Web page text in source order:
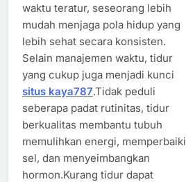
waktu teratur, seseorang lebih
mudah menjaga pola hidup yang
lebih sehat secara konsisten.
Selain manajemen waktu, tidur
yang cukup juga menjadi kunci
situs kaya787.Tidak peduli
seberapa padat rutinitas, tidur
berkualitas membantu tubuh
memulihkan energi, memperbaiki
sel, dan menyeimbangkan
hormon.Kurang tidur dapat